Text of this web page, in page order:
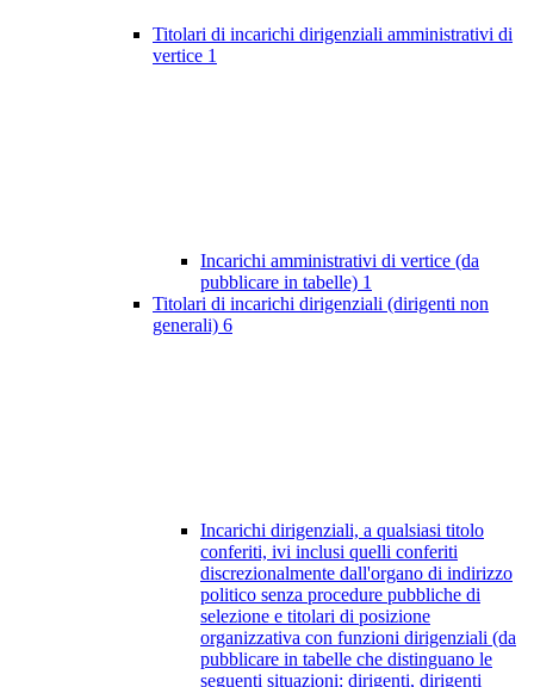
Titolari di incarichi dirigenziali amministrativi di
vertice 1
Incarichi amministrativi di vertice (da
pubblicare in tabelle) 1
Titolari di incarichi dirigenziali (dirigenti non
generali) 6
Incarichi dirigenziali, a qualsiasi titolo
conferiti, ivi inclusi quelli conferiti
discrezionalmente dall'organo di indirizzo
politico senza procedure pubbliche di
selezione e titolari di posizione
organizzativa con funzioni dirigenziali (da
pubblicare in tabelle che distinguano le
seguenti situazioni: dirigenti, dirigenti